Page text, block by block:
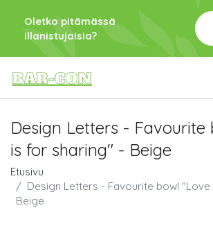
Oletko pitämässä
illanistujaisia?
Design Letters - Favourite
is for sharing" - Beige
Etusivu
Design Letters - Favourite bowl
Beige